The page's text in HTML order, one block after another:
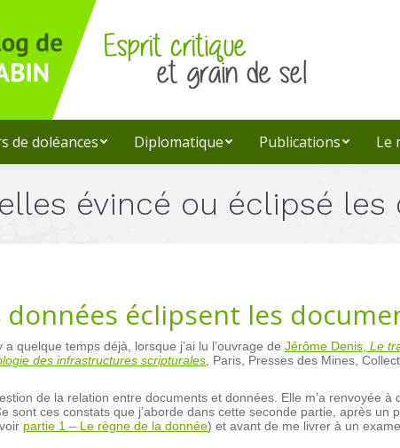
de doléances Diplomatique Publications Le
évincé ou éclipsé
données éclipsent les
quelque temps déjà, lorsque j’ai lu l’ouvrage de Jérôme Denis, Le
des infrastructures scripturales , Paris, Presses des Mines,
de la relation entre documents et données. Elle m’a renvoyée à
sont ces constats que j’aborde dans cette seconde partie, après un
partie 1 – Le règne de la donnée) et avant de me livrer à un